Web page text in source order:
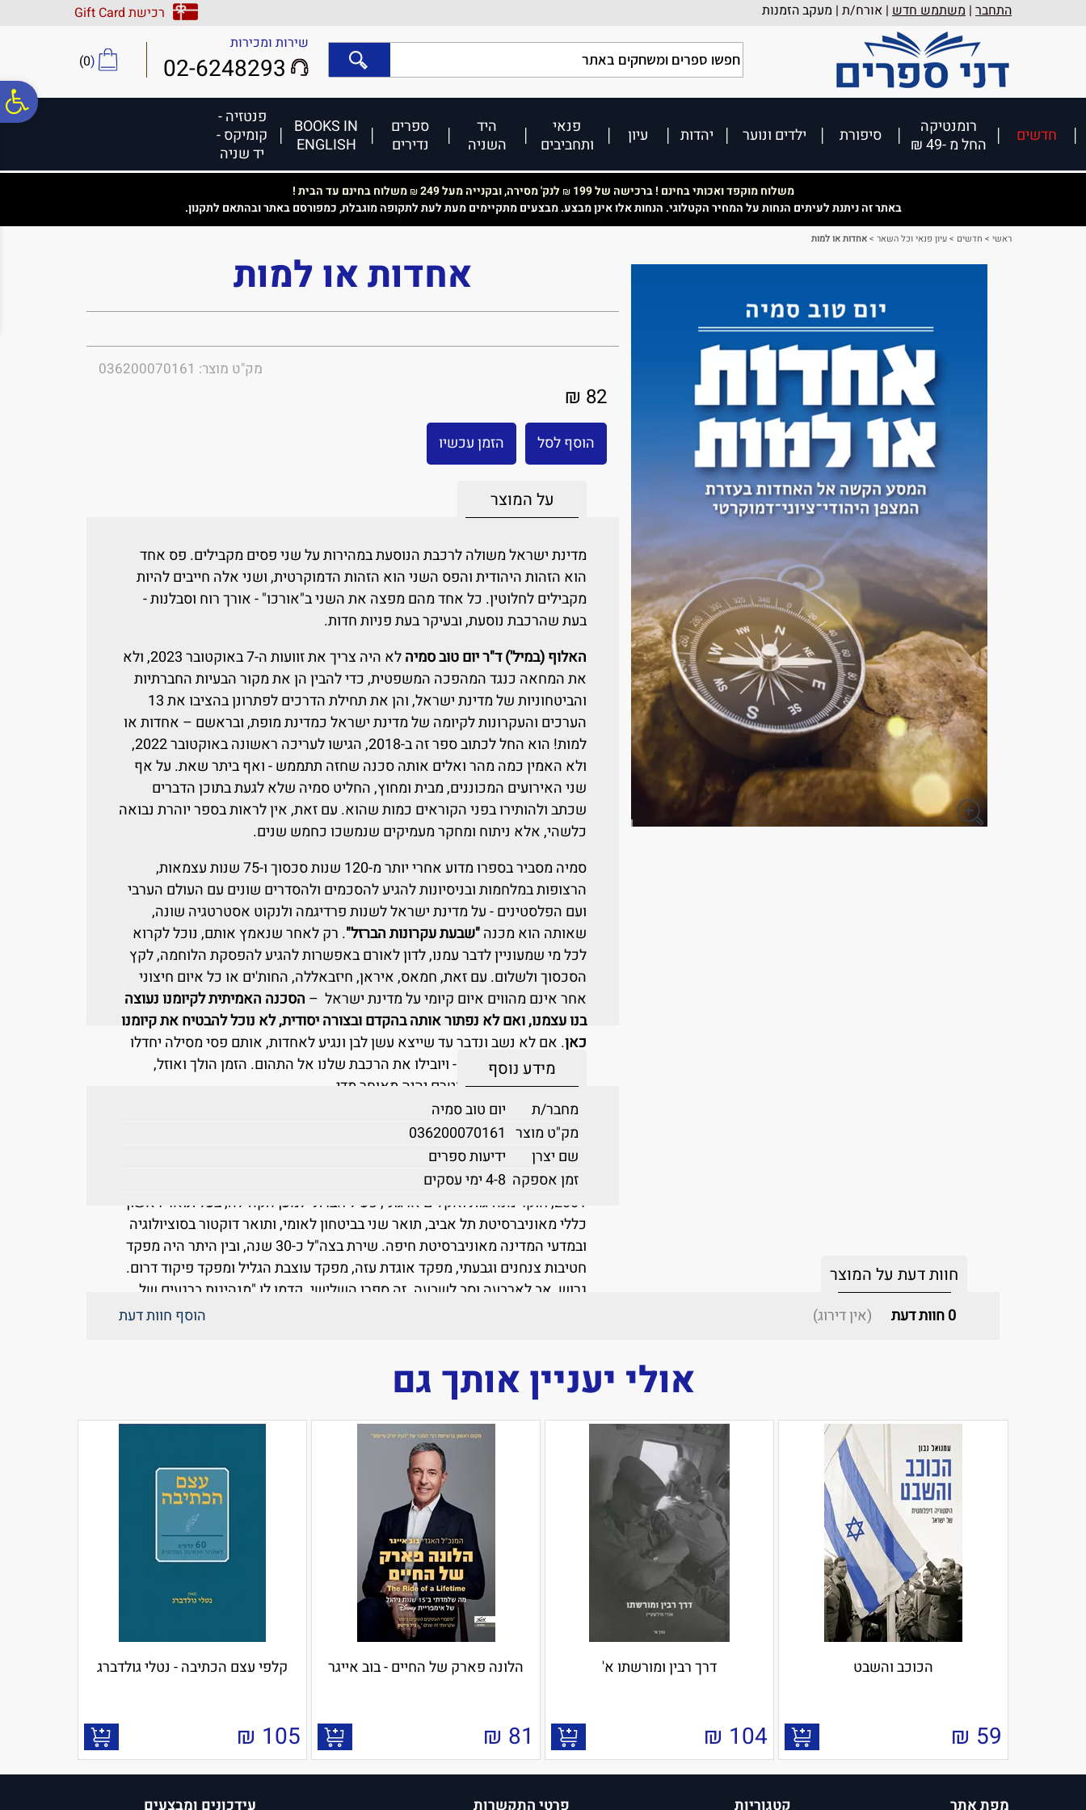
נגישות
אתר
המרכזי
התחבר | משתמש חדש | אורח/ת | מעקב הזמנות
רכישת Gift Card
שירות ומכירות
02-6248293
(
0
)
חדשים
רומנטיקה
החל מ -49 ₪
סיפורת ילדים ונוער יהדות עיון
פנאי
ותחביבים
היד
השניה
ספרים
נדירים
BOOKS IN
ENGLISH
פנטזיה -
קומיקס -
יד שניה
משלוח מוקפד ואכותי בחינם ! ברכישה של 199 ₪ לנק' מסירה, ובקנייה מעל 249 ₪משלוח בחינם עד הבית !
באתר זה ניתנת לעיתים הנחות על המחיר הקטלוגי. הנחות אלו אינן מבצע. מבצעים מתקיימים מעת לעת לתקופה מוגבלת, כמפורסם באתר ובהתאם לתקנון.
ראשי > חדשים >עיון פנאי וכל השאר >אחדות או למות
אחדות או למות
מק"ט מוצר: 036200070161
82 ₪
הוסף לסל הזמן עכשיו
על המוצר
מדינת ישראל משולה לרכבת הנוסעת במהירות על שני פסים מקבילים. פס אחד
הוא הזהות היהודית והפס השני הוא הזהות הדמוקרטית, ושני אלה חייבים להיות
מקבילים לחלוטין. כל אחד מהם מפצה את השני ב"אורכו" - אורך רוח וסבלנות -
בעת שהרכבת נוסעת, ובעיקר בעת פניות חדות.
האלוף (במיל') ד"ר יום טוב סמיה
לא היה צריך את זוועות ה-7 באוקטובר 2023, ולא
את המחאה כנגד המהפכה המשפטית, כדי להבין הן את מקור הבעיות החברתיות
והביטחוניות של מדינת ישראל, והן את תחילת הדרכים לפתרונן בהציבו את 13
הערכים והעקרונות לקיומה של מדינת ישראל כמדינת מופת, ובראשם – אחדות או
למות! הוא החל לכתוב ספר זה ב-2018, הגישו לעריכה ראשונה באוקטובר 2022,
ולא האמין כמה מהר ואלים אותה סכנה שחזה תתממש - ואף ביתר שאת. על אף
שני האירועים המכוננים, מבית ומחוץ, החליט סמיה שלא לגעת בתוכן הדברים
שכתב ולהותירו בפני הקוראים כמות שהוא. עם זאת, אין לראות בספר יוהרת נבואה
כלשהי, אלא ניתוח ומחקר מעמיקים שנמשכו כחמש שנים.
סמיה מסביר בספרו מדוע אחרי יותר מ-120 שנות סכסוך ו-75 שנות עצמאות,
הרצופות במלחמות ובניסיונות להגיע להסכמים ולהסדרים שונים עם העולם הערבי
ועם הפלסטינים - על מדינת ישראל לשנות פרדיגמה ולנקוט אסטרטגיה שונה,
שאותה הוא מכנה"שבעת עקרונות הברזל". רק לאחר שנאמץ אותם, נוכל לקרוא
לכל מי שמעוניין לדבר עמנו, לדון לאורם באפשרות להגיע להפסקת הלוחמה, לקץ
הסכסוך ולשלום. עם זאת, חמאס, איראן, חיזבאללה, החות'ים או כל איום חיצוני
אחר אינם מהווים איום קיומי על מדינת ישראל – הסכנה האמיתית לקיומנו נעוצה
בנו עצמנו, ואם לא נפתור אותה בהקדם ובצורה יסודית, לא נוכל להבטיח את קיומנו
כאן. אם לא נשב ונדבר עד שייצא עשן לבן ונגיע לאחדות, אותם פסי מסילה יחדלו
להיות מקבילים זה לזה - ויובילו את הרכבת שלנו אל התהום. הזמן הולך ואוזל,
וחובה עלינו להתעורר בטרם יהיה מאוחר מדי.
זהו ספר חובה ללמידה ולשינון מקורות העם היהודי, הציונות, הישראליות
והפטריוטיות.
האלוף (במיל') ד"ר יום טוב סמיה
2001, חוקר מנהיגות ואקלים ארגוני, פעיל חברתי למען הקהילה, בעל תואר ראשון
כללי מאוניברסיטת תל אביב, תואר שני בביטחון לאומי, ותואר דוקטור בסוציולוגיה
ובמדעי המדינה מאוניברסיטת חיפה. שירת בצה"ל כ-30 שנה, ובין היתר היה מפקד
חטיבות צנחנים וגבעתי, מפקד אוגדת עזה, מפקד עוצבת הגליל ומפקד פיקוד דרום.
גרוש, אב לארבעה וסב לשבעה. זה ספרו השלישי. קדמו לו "מנהיגות ברגעים של
מידע נוסף
מחבר/ת
יום טוב סמיה
מק"ט מוצר 036200070161
שם יצרן
ידיעות ספרים
זמן אספקה 4-8 ימי עסקים
חוות דעת על המוצר
0חוות דעת (אין דירוג) הוסף חוות דעת
אולי יעניין אותך גם
הכוכב והשבט
59
₪
דרך רבין ומורשתו א'
104
₪
הלונה פארק של החיים - בוב אייגר
81
₪
קלפי עצם הכתיבה - נטלי גולדברג
105
₪
מפת אתר קטגוריות פרטי התקשרות עידכונים ומבצעים